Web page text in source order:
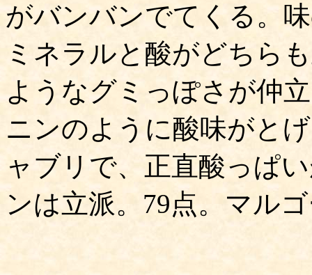
がバンバンでてくる。
ミネラルと酸がどちら
ようなグミっぽさが仲
ニンのように酸味がと
ャブリで、正直酸っぱ
ンは立派。79点。マル